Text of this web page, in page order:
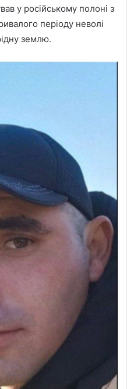
у російському полоні з
періоду неволі
землю.